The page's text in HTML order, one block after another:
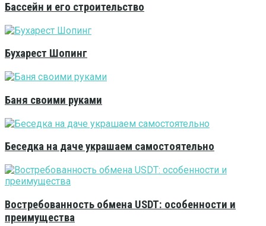
Бассейн и его строительство
Бухарест Шопинг
Баня своими руками
Беседка на даче украшаем самостоятельно
Востребованность обмена USDT: особенности и
преимущества